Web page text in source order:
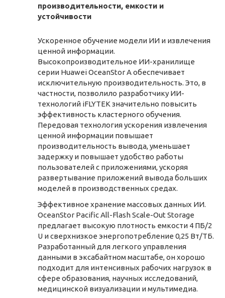
производительности, емкости и
устойчивости
Ускоренное обучение модели ИИ и извлечения
ценной информации.
Высокопроизводительное ИИ-хранилище
серии Huawei OceanStor A обеспечивает
исключительную производительность. Это, в
частности, позволило разработчику ИИ-
технологий iFLYTEK значительно повысить
эффективность кластерного обучения.
Передовая технология ускорения извлечения
ценной информации повышает
производительность вывода, уменьшает
задержку и повышает удобство работы
пользователей с приложениями, ускоряя
развертывание приложений вывода больших
моделей в производственных средах.
Эффективное хранение массовых данных ИИ.
OceanStor Pacific All-Flash Scale-Out Storage
предлагает высокую плотность емкости 4 ПБ/2
U и сверхнизкое энергопотребление 0,25 Вт/ТБ.
Разработанный для легкого управления
данными в эксабайтном масштабе, он хорошо
подходит для интенсивных рабочих нагрузок в
сфере образования, научных исследований,
медицинской визуализации и мультимедиа.